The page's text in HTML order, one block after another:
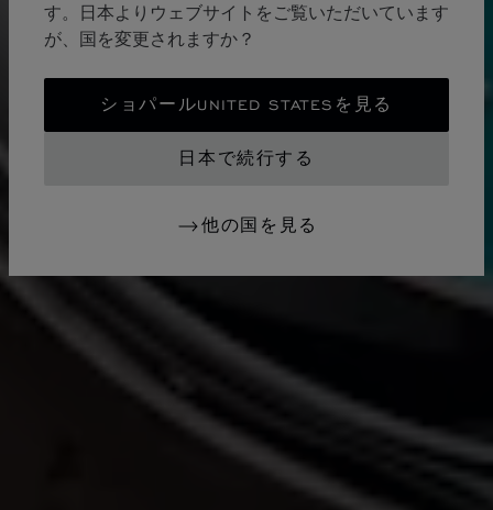
す。日本よりウェブサイトをご覧いただいています
が、国を変更されますか？
ショパールUNITED STATESを見る
日本で続行する
他の国を見る